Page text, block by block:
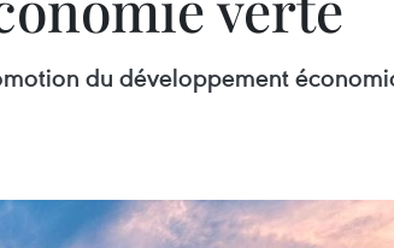
du développement